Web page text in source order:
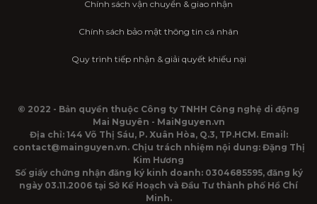
Chính sách vận chuyển & giao nhận
Chính sách bảo mật thông tin cá nhân
Quy trình tiếp nhận & giải quyết khiếu nại
© 2022 - Bản quyền thuộc Công ty TNHH Công nghệ di động
Mai Nguyên - MaiNguyen.vn
Địa chỉ: 144 Võ Thị Sáu, P. Xuân Hòa, Q.3, TP.HCM. Email:
contact@mainguyen.vn. Chịu trách nhiệm nội dung: Đặng Thị
Kim Hương
Số giấy chứng nhận đăng ký kinh doanh: 0304685595, đăng ký
ngày 03.11.2006 tại Sở Kế Hoạch và Đầu Tư thành phố Hồ Chí
Minh.